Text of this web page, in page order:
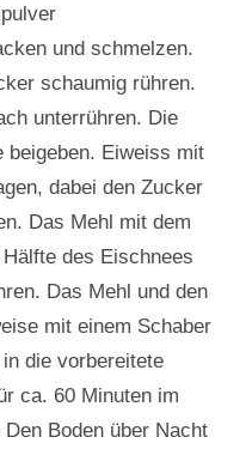
und schmelzen.
schaumig rühren.
unterrühren. Die
beigeben. Eiweiss mit
dabei den Zucker
Das Mehl mit dem
des Eischnees
Das Mehl und den
mit einem Schaber
die vorbereitete
ca. 60 Minuten im
Boden über Nacht